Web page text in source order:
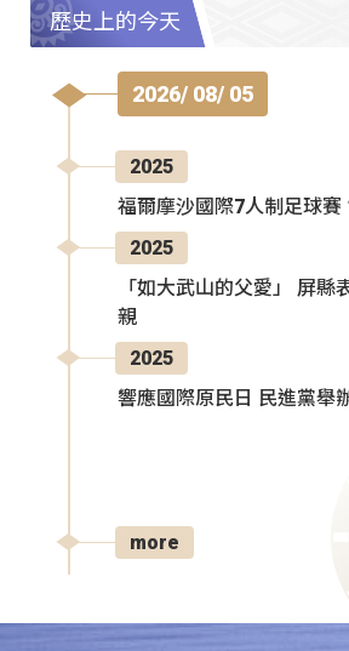
歷史上的今天
2026/ 08/ 05
2025
福爾摩沙國際7人制足球賽
2025
「如大武山的父愛」 屏縣
親
2025
響應國際原民日 民進黨舉
more